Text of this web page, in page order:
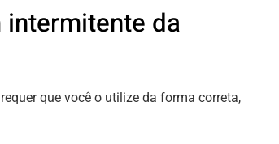
da
que você o utilize da forma correta,